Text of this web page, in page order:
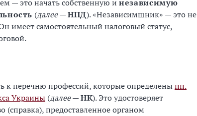
— это начать собственную и независимую
(далее—НПД). «Независимщник» — это не
имеет самостоятельный налоговый статус,
к перечню профессий, которые определеныпп.
Украины (далее—НК). Это удостоверяет
(справка), предоставленное органом